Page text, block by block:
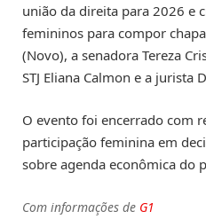
união da direita para 2026 e
femininos para compor
(Novo), a senadora Tereza
STJ Eliana Calmon e a jurista
O evento foi encerrado com
participação feminina em
sobre agenda econômica do
Com informações de G1